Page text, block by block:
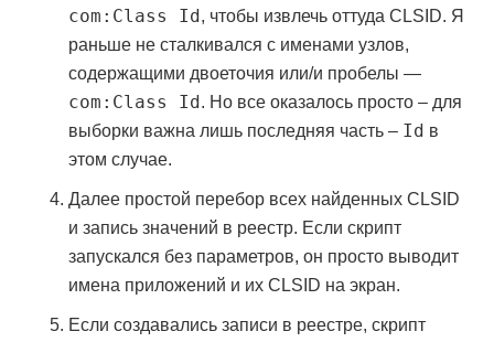
com:Class Id, чтобы извлечь оттуда CLSID. Я
раньше не сталкивался с именами узлов,
содержащими двоеточия или/и пробелы —
com:Class Id. Но все оказалось просто – для
выборки важна лишь последняя часть – Id в
этом случае.
Далее простой перебор всех найденных CLSID
и запись значений в реестр. Если скрипт
запускался без параметров, он просто выводит
имена приложений и их CLSID на экран.
Если создавались записи в реестре, скрипт